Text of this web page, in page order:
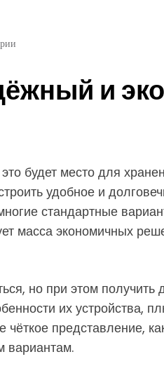
и
будет место для
удобное и
стандартные
масса экономичных
но при этом
их устройства,
представление,
вариантам.